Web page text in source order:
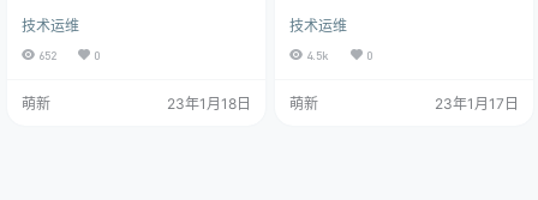
1：本工具默认将数据盘挂载到/hom
e目录 3：若您的服务器之前安装过
区 4：若您的磁盘已分区，且未挂
技术运维
652 0
萌新 23年1月18日
默认将数据盘挂载到/www目录 2：
若您的磁盘已分区，且未挂载，工
统，数据盘为windwos分区，为了
技术运维
4.5k 0
萌新 23年1月17日